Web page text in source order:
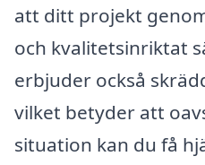
att ditt projekt
och kvalitetsinriktat
erbjuder också
vilket betyder att
situation kan du få